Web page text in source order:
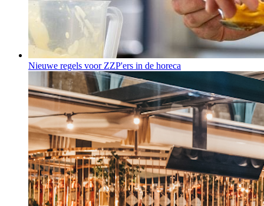
Nieuwe regels voor ZZP'ers in de horeca